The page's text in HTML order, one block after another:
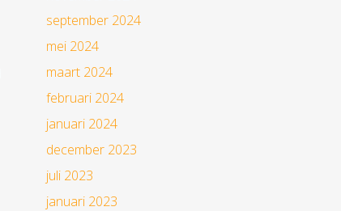
september 2024
mei 2024
maart 2024
februari 2024
januari 2024
december 2023
juli 2023
januari 2023